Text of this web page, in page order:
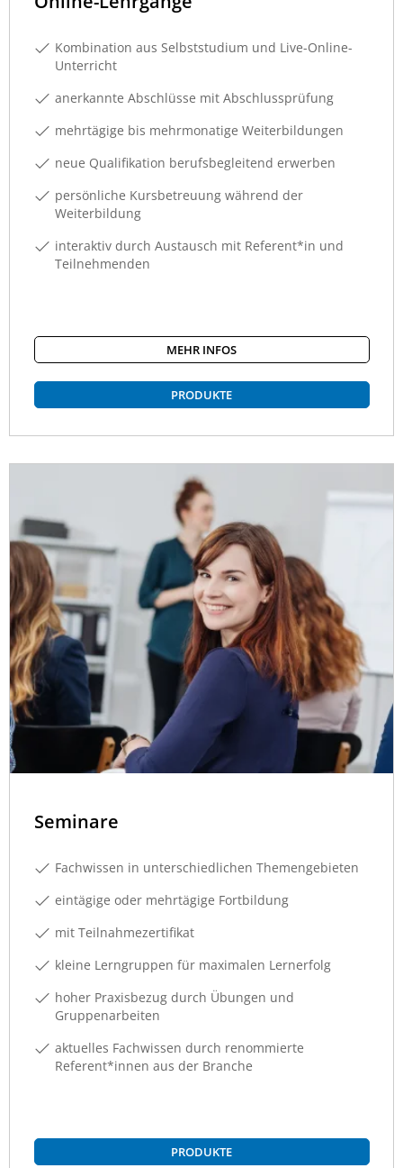
Kombination aus Selbststudium und Live-Online-
Unterricht
anerkannte Abschlüsse mit Abschlussprüfung
mehrtägige bis mehrmonatige Weiterbildungen
neue Qualifikation berufsbegleitend erwerben
persönliche Kursbetreuung während der
Weiterbildung
interaktiv durch Austausch mit Referent*in und
Teilnehmenden
MEHR INFOS
PRODUKTE
Seminare
Fachwissen in unterschiedlichen Themengebieten
eintägige oder mehrtägige Fortbildung
mit Teilnahmezertifikat
kleine Lerngruppen für maximalen Lernerfolg
hoher Praxisbezug durch Übungen und
Gruppenarbeiten
aktuelles Fachwissen durch renommierte
Referent*innen aus der Branche
PRODUKTE